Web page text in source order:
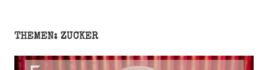
THEMEN: ZUCKER